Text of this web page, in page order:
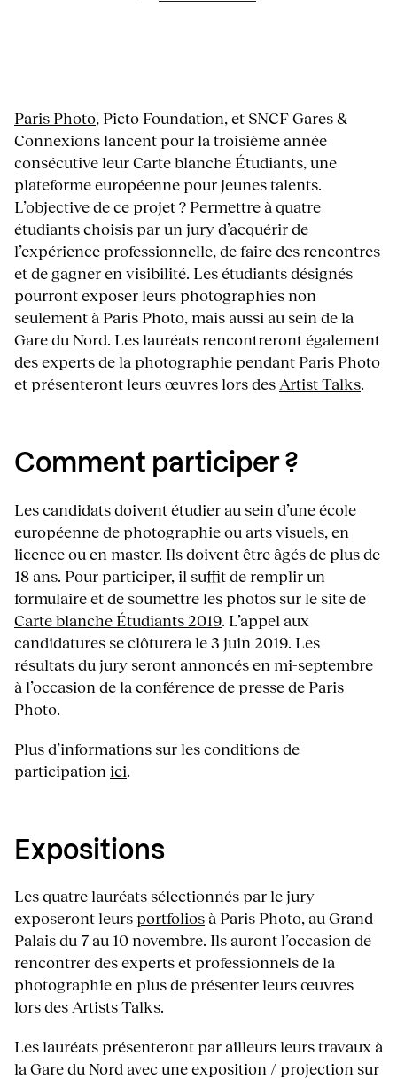
Paris Photo, Picto Foundation, et SNCF Gares &
Connexions lancent pour la troisième année
consécutive leur Carte blanche Étudiants, une
plateforme européenne pour jeunes talents.
L’objective de ce projet ? Permettre à quatre
étudiants choisis par un jury d’acquérir de
l’expérience professionnelle, de faire des rencontres
et de gagner en visibilité. Les étudiants désignés
pourront exposer leurs photographies non
seulement à Paris Photo, mais aussi au sein de la
Gare du Nord. Les lauréats rencontreront également
des experts de la photographie pendant Paris Photo
et présenteront leurs œuvres lors desArtist Talks.
Comment participer ?
Les candidats doivent étudier au sein d’une école
européenne de photographie ou arts visuels, en
licence ou en master. Ils doivent être âgés de plus de
18 ans. Pour participer, il suffit de remplir un
formulaire et de soumettre les photos sur le site de
Carte blanche Étudiants 2019. L’appel aux
candidatures se clôturera le 3 juin 2019. Les
résultats du jury seront annoncés en mi-septembre
à l’occasion de la conférence de presse de Paris
Photo.
Plus d’informations sur les conditions de
participation ici.
Expositions
Les quatre lauréats sélectionnés par le jury
exposeront leursportfolios à Paris Photo, au Grand
Palais du 7 au 10 novembre. Ils auront l’occasion de
rencontrer des experts et professionnels de la
photographie en plus de présenter leurs œuvres
lors des Artists Talks.
Les lauréats présenteront par ailleurs leurs travaux à
la Gare du Nord avec une exposition / projection sur